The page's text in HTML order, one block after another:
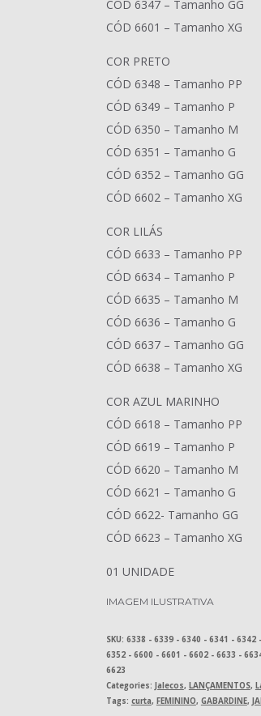
CÓD 6347 – Tamanho GG
CÓD 6601 – Tamanho XG
COR PRETO
CÓD 6348 – Tamanho PP
CÓD 6349 – Tamanho P
CÓD 6350 – Tamanho M
CÓD 6351 – Tamanho G
CÓD 6352 – Tamanho GG
CÓD 6602 – Tamanho XG
COR LILÁS
CÓD 6633 – Tamanho PP
CÓD 6634 – Tamanho P
CÓD 6635 – Tamanho M
CÓD 6636 – Tamanho G
CÓD 6637 – Tamanho GG
CÓD 6638 – Tamanho XG
COR AZUL MARINHO
CÓD 6618 – Tamanho PP
CÓD 6619 – Tamanho P
CÓD 6620 – Tamanho M
CÓD 6621 – Tamanho G
CÓD 6622- Tamanho GG
CÓD 6623 – Tamanho XG
01 UNIDADE
IMAGEM ILUSTRATIVA
SKU: 6338 - 6339 - 6340 - 6341 - 6342
6352 - 6600 - 6601 - 6602 - 6633 -
6623
Categories: Jalecos, LANÇAMENTOS,
Tags: curta, FEMININO, GABARDINE,